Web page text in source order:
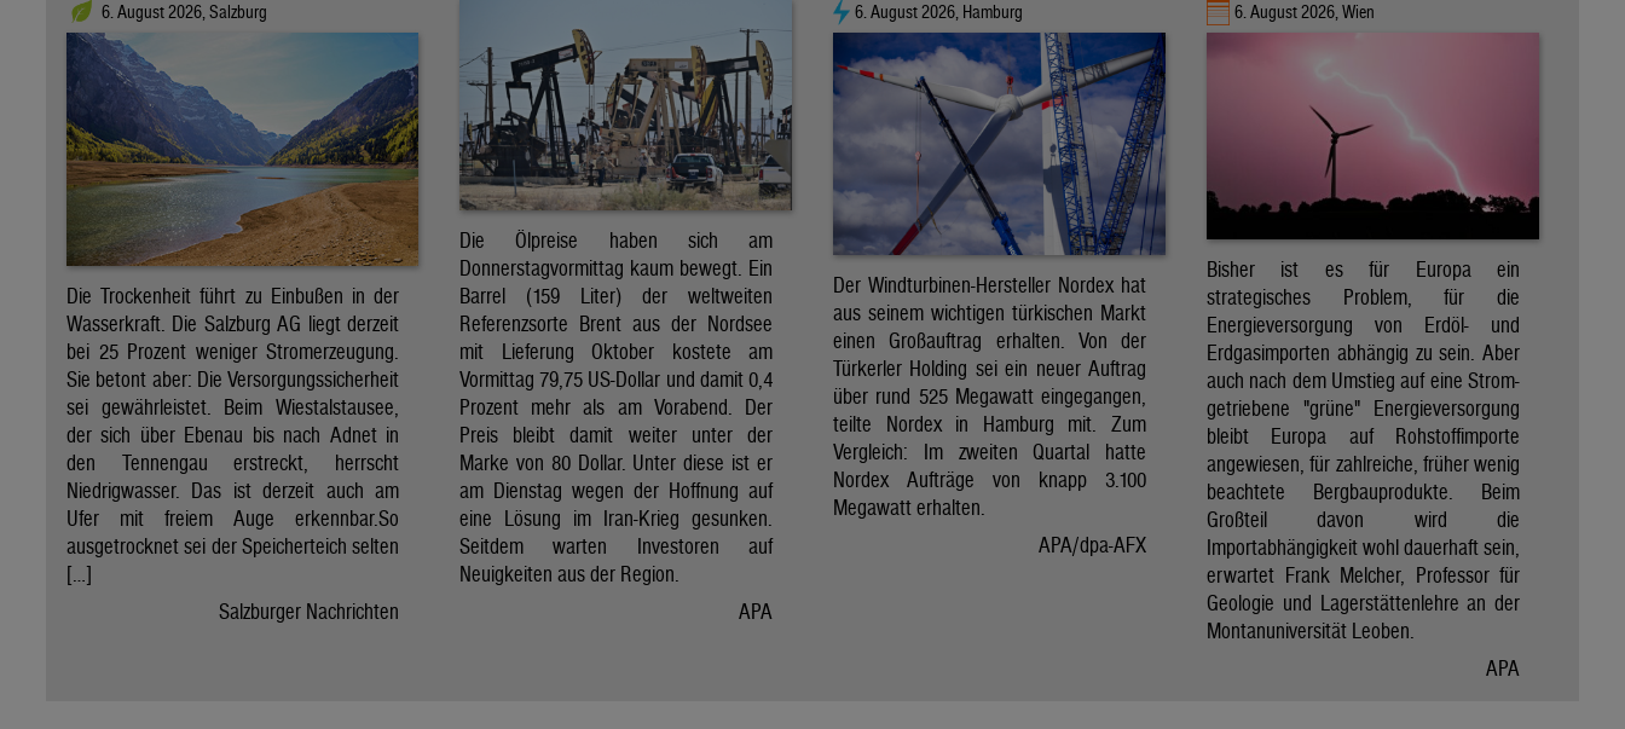
6. August 2026, Salzburg
Die Trockenheit führt zu Einbußen in der
Wasserkraft. Die Salzburg AG liegt derzeit
bei 25 Prozent weniger Stromerzeugung.
Sie betont aber: Die Versorgungssicherheit
sei gewährleistet. Beim Wiestalstausee,
der sich über Ebenau bis nach Adnet in
den Tennengau erstreckt, herrscht
Niedrigwasser. Das ist derzeit auch am
Ufer mit freiem Auge erkennbar.So
ausgetrocknet sei der Speicherteich selten
[…]
Salzburger Nachrichten
Die Ölpreise haben sich am
Donnerstagvormittag kaum bewegt. Ein
Barrel (159 Liter) der weltweiten
Referenzsorte Brent aus der Nordsee
mit Lieferung Oktober kostete am
Vormittag 79,75 US-Dollar und damit 0,4
Prozent mehr als am Vorabend. Der
Preis bleibt damit weiter unter der
Marke von 80 Dollar. Unter diese ist er
am Dienstag wegen der Hoffnung auf
eine Lösung im Iran-Krieg gesunken.
Seitdem warten Investoren auf
Neuigkeiten aus der Region.
APA
6. August 2026, Hamburg
Der Windturbinen-Hersteller Nordex hat
aus seinem wichtigen türkischen Markt
einen Großauftrag erhalten. Von der
Türkerler Holding sei ein neuer Auftrag
über rund 525 Megawatt eingegangen,
teilte Nordex in Hamburg mit. Zum
Vergleich: Im zweiten Quartal hatte
Nordex Aufträge von knapp 3.100
Megawatt erhalten.
APA/dpa-AFX
6. August 2026, Wien
Bisher ist es für Europa ein
strategisches Problem, für die
Energieversorgung von Erdöl- und
Erdgasimporten abhängig zu sein. Aber
auch nach dem Umstieg auf eine Strom-
getriebene "grüne" Energieversorgung
bleibt Europa auf Rohstoffimporte
angewiesen, für zahlreiche, früher wenig
beachtete Bergbauprodukte. Beim
Großteil davon wird die
Importabhängigkeit wohl dauerhaft sein,
erwartet Frank Melcher, Professor für
Geologie und Lagerstättenlehre an der
Montanuniversität Leoben.
APA